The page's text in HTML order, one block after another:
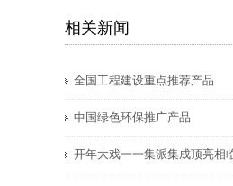
相关新闻
全国工程建设重点推荐产品
中国绿色环保推广产品